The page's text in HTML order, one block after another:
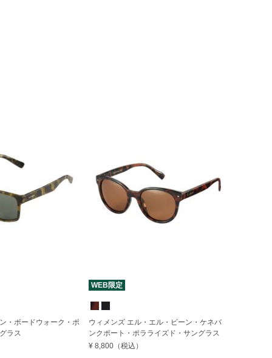
・ボードウォーク・ポ
ラス
WEB限定
ウィメンズ エル・エル・ビーン・ケネバ
ンクポート・ポラライズド・サングラス
¥ 8,800（税込）